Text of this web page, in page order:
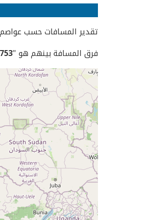
تقدير المسافات حسب
فرق المسافة بينهم هو "